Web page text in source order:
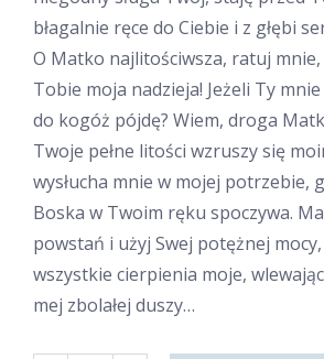
błagalnie ręce do Ciebie i z głębi
O Matko najlitościwsza, ratuj
Tobie moja nadzieja! Jeżeli Ty mnie
do kogóż pójdę? Wiem, droga
Twoje pełne litości wzruszy się
wysłucha mnie w mojej potrzebie,
Boska w Twoim ręku spoczywa.
powstań i użyj Swej potężnej
wszystkie cierpienia moje,
mej zbolałej duszy…